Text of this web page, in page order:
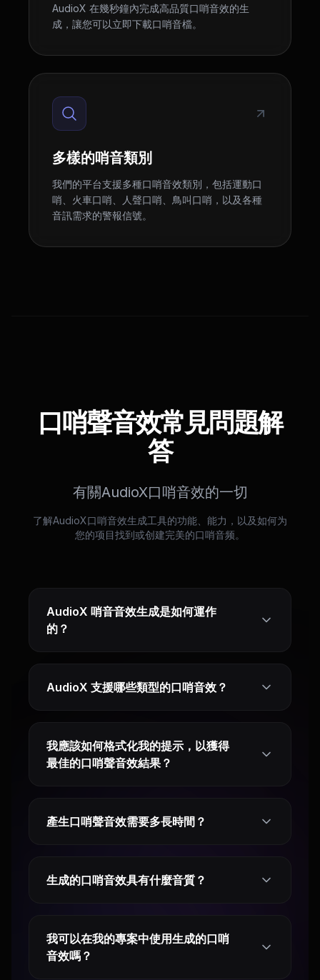
AudioX 在幾秒鐘內完成高品質口哨音效的生
成，讓您可以立即下載口哨音檔。
多樣的哨音類別
我們的平台支援多種口哨音效類別，包括運動口
哨、火車口哨、人聲口哨、鳥叫口哨，以及各種
音訊需求的警報信號。
口哨聲音效常見問題解
答
有關AudioX口哨音效的一切
了解AudioX口哨音效生成工具的功能、能力，以及如何为
您的项目找到或创建完美的口哨音频。
AudioX 哨音音效生成是如何運作
的？
AudioX 支援哪些類型的口哨音效？
我應該如何格式化我的提示，以獲得
最佳的口哨聲音效結果？
產生口哨聲音效需要多長時間？
生成的口哨音效具有什麼音質？
我可以在我的專案中使用生成的口哨
音效嗎？